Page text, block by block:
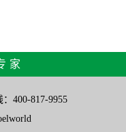
家
400-817-9955